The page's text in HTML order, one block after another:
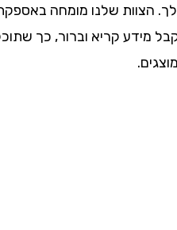
שלנו מומחה באספקת
קריא וברור, כך שתוכל